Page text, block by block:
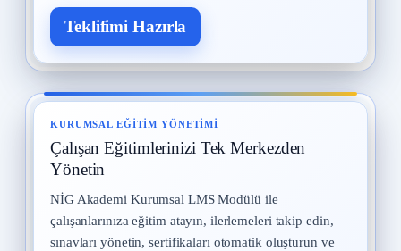
Teklifimi Hazırla
KURUMSAL EĞITIM YÖNETIMI
Çalışan Eğitimlerinizi Tek Merkezden
Yönetin
NİG Akademi Kurumsal LMS Modülü ile
çalışanlarınıza eğitim atayın, ilerlemeleri takip edin,
sınavları yönetin, sertifikaları otomatik oluşturun ve